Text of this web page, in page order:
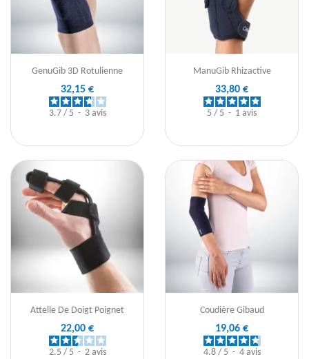
GenuGib 3D Rotulienne
32,15 €
3.7 / 5 - 3 avis
ManuGib Rhizactive
33,80 €
5 / 5 - 1 avis
Attelle De Doigt Poignet
22,00 €
2.5 / 5 - 2 avis
Coudière Gibaud
19,06 €
4.8 / 5 - 4 avis